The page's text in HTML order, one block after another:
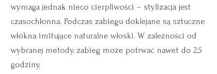
wymaga jednak nieco cierpliwości – stylizacja jest
czasochłonna. Podczas zabiegu doklejane są sztuczne
włókna imitujące naturalne włoski. W zależności od
wybranej metody, zabieg może potrwać nawet do 2,5
godziny.